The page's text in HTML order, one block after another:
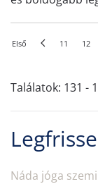
Első 11 12
Találatok: 131 -
Náda jóga